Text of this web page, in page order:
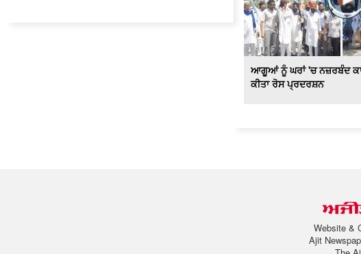
ਆਗੂਆਂ ਨੂੰ ਘਰਾਂ 'ਚ ਨਜ਼ਰਬੰਦ
ਕੀਤਾ ਰੋਸ ਪ੍ਰਦਰਸ਼ਨ
Website &
Ajit